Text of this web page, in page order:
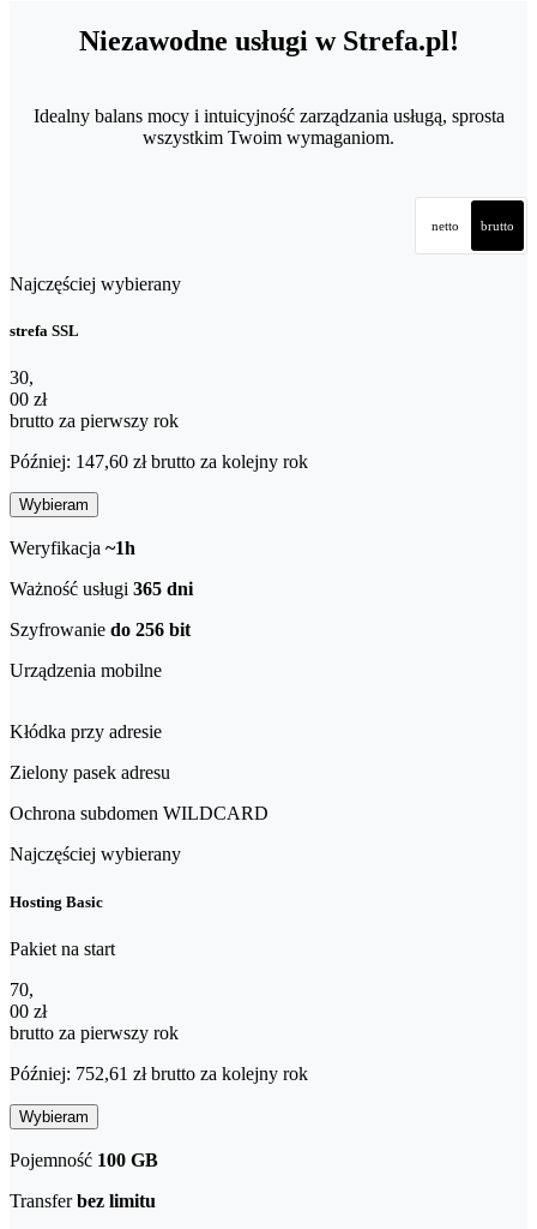
Niezawodne usługi w Strefa.pl!
Idealny balans mocy i intuicyjność zarządzania usługą, sprosta
wszystkim Twoim wymaganiom.
netto brutto
Najczęściej wybierany
strefa SSL
30,00 zł brutto za pierwszy rok
30,
00 zł
brutto za pierwszy rok
Później: 147,60 zł brutto za kolejny rok
Wybieram
Weryfikacja ~1h
Ważność usługi 365 dni
Szyfrowanie do 256 bit
Urządzenia mobilne
Kłódka przy adresie
Zielony pasek adresu
Ochrona subdomen WILDCARD
Najczęściej wybierany
Hosting Basic
Pakiet na start
70,00 zł brutto za pierwszy rok
70,
00 zł
brutto za pierwszy rok
Później: 752,61 zł brutto za kolejny rok
Wybieram
Pojemność 100 GB
Transferbez limitu